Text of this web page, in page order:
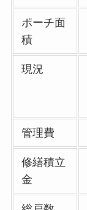
ポーチ面
積
現況
管理費
修繕積立
金